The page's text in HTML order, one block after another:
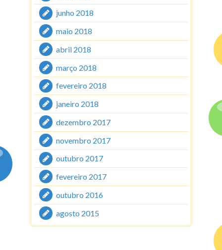
junho 2018
maio 2018
abril 2018
março 2018
fevereiro 2018
janeiro 2018
dezembro 2017
novembro 2017
outubro 2017
fevereiro 2017
outubro 2016
agosto 2015